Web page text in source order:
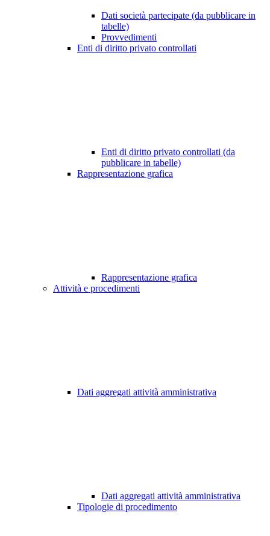
Dati società partecipate (da pubblicare in
tabelle)
Provvedimenti
Enti di diritto privato controllati
Enti di diritto privato controllati (da
pubblicare in tabelle)
Rappresentazione grafica
Rappresentazione grafica
Attività e procedimenti
Dati aggregati attività amministrativa
Dati aggregati attività amministrativa
Tipologie di procedimento